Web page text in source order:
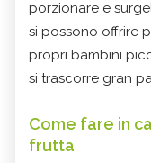
porzionare e
si possono offrire
propri bambini
si trascorre gran
Come fare in
frutta